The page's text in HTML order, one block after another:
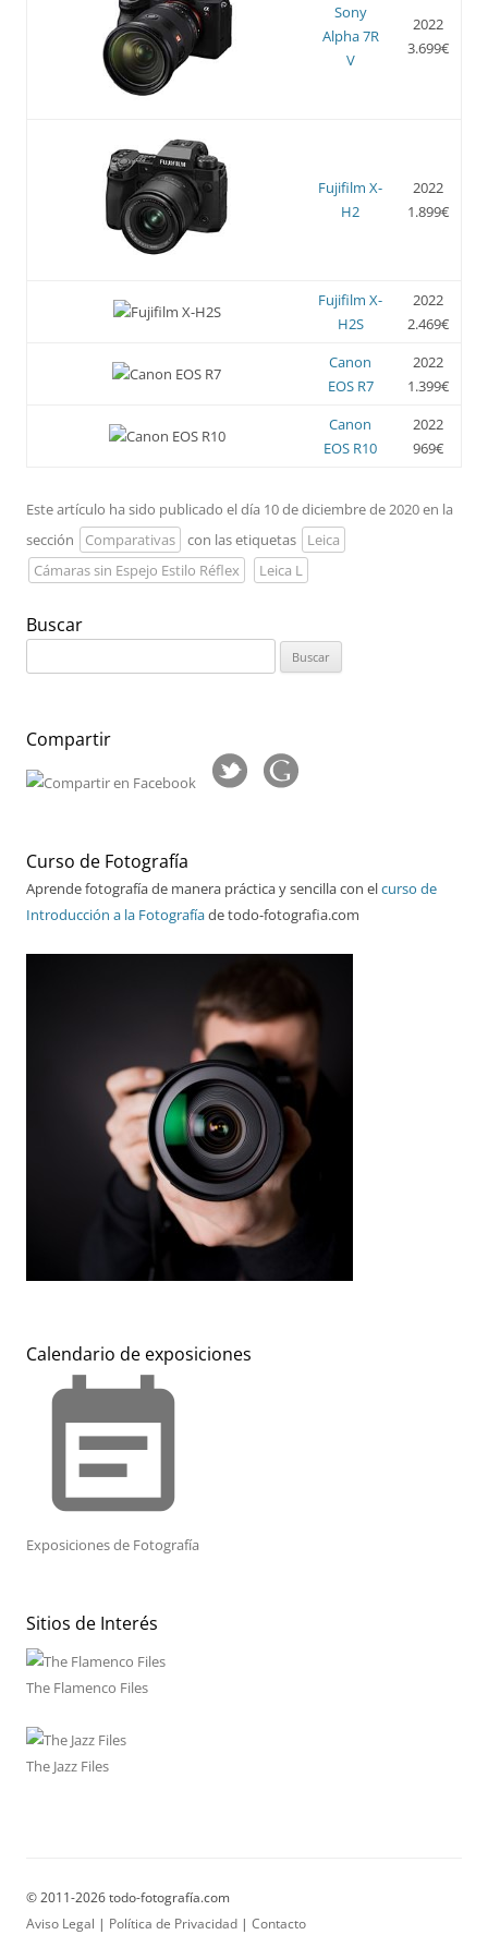
Sony
Alpha 7R
V
2022
3.699€
Fujifilm X-
H2
2022
1.899€
Fujifilm X-
H2S
2022
2.469€
Canon
EOS R7
2022
1.399€
Canon
EOS R10
2022
969€
Este artículo ha sido publicado el día 10 de diciembre de 2020 en la
sección
Comparativas con las etiquetas
Leica
Cámaras sin Espejo Estilo Réflex
Leica L
Buscar
Compartir
Curso de Fotografía
Aprende fotografía de manera práctica y sencilla con elcurso de
Introducción a la Fotografíade todo-fotografia.com
Calendario de exposiciones
event_note
Exposiciones de Fotografía
Sitios de Interés
The Flamenco Files
The Jazz Files
© 2011-2026 todo-fotografía.com
Aviso Legal | Política de Privacidad | Contacto